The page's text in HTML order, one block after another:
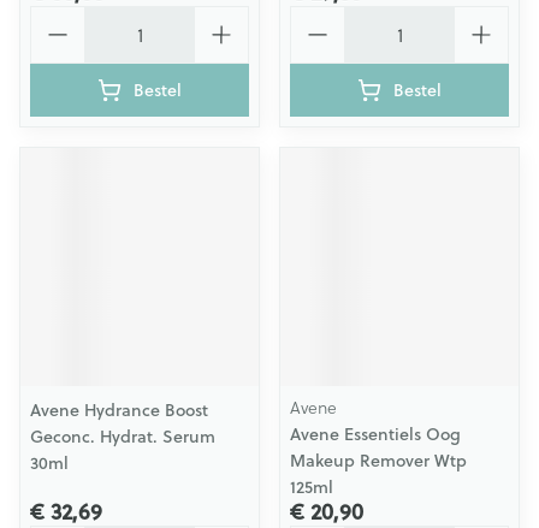
Bestel Bestel
Avene Hydrance Boost
Geconc. Hydrat. Serum
30ml
€ 32,69
Avene
Avene Essentiels Oog
Makeup Remover Wtp
125ml
€ 20,90